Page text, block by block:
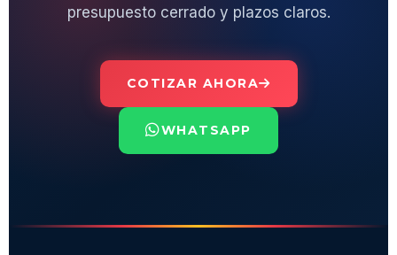
presupuesto cerrado y plazos claros.
COTIZAR AHORA
WHATSAPP